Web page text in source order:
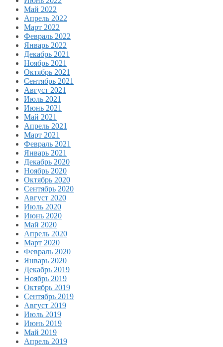
Май 2022
Апрель 2022
Март 2022
Февраль 2022
Январь 2022
Декабрь 2021
Ноябрь 2021
Октябрь 2021
Сентябрь 2021
Август 2021
Июль 2021
Июнь 2021
Май 2021
Апрель 2021
Март 2021
Февраль 2021
Январь 2021
Декабрь 2020
Ноябрь 2020
Октябрь 2020
Сентябрь 2020
Август 2020
Июль 2020
Июнь 2020
Май 2020
Апрель 2020
Март 2020
Февраль 2020
Январь 2020
Декабрь 2019
Ноябрь 2019
Октябрь 2019
Сентябрь 2019
Август 2019
Июль 2019
Июнь 2019
Май 2019
Апрель 2019